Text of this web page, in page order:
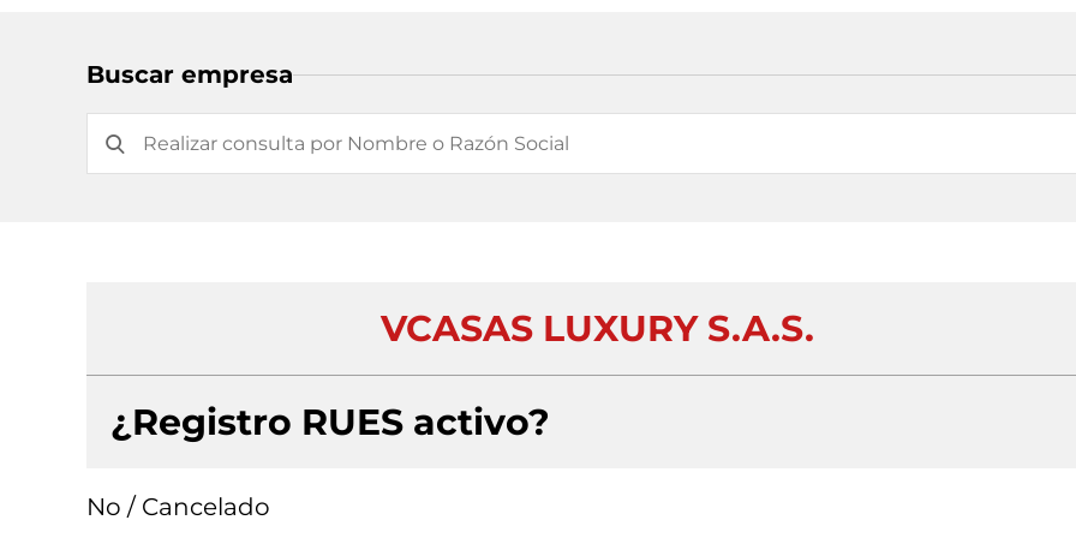
Buscar empresa
VCASAS LUXURY S.A.S.
¿Registro RUES activo?
No / Cancelado